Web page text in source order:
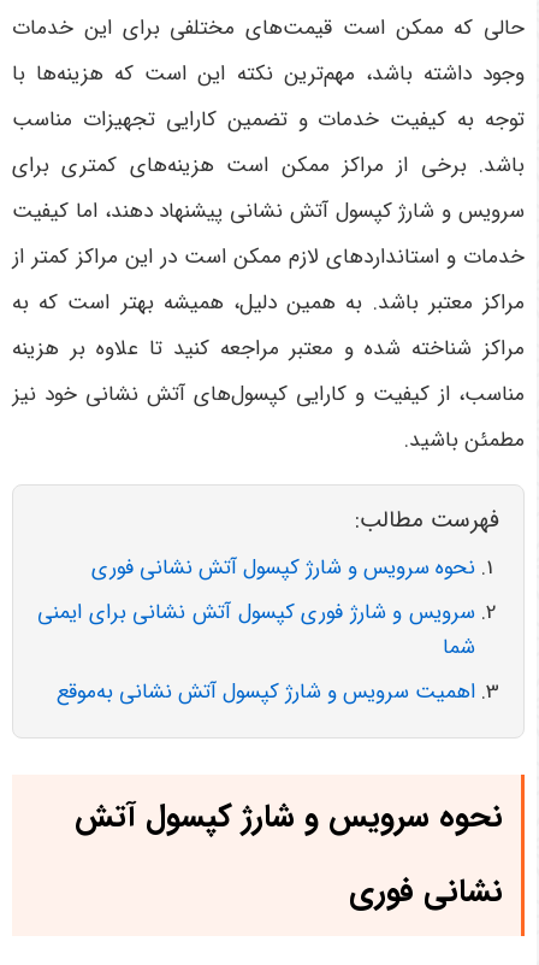
حالی که ممکن است قیمت‌های مختلفی برای این خدمات
وجود داشته باشد، مهم‌ترین نکته این است که هزینه‌ها با
توجه به کیفیت خدمات و تضمین کارایی تجهیزات مناسب
باشد. برخی از مراکز ممکن است هزینه‌های کمتری برای
سرویس و شارژ کپسول آتش نشانی پیشنهاد دهند، اما کیفیت
خدمات و استانداردهای لازم ممکن است در این مراکز کمتر از
مراکز معتبر باشد. به همین دلیل، همیشه بهتر است که به
مراکز شناخته شده و معتبر مراجعه کنید تا علاوه بر هزینه
مناسب، از کیفیت و کارایی کپسول‌های آتش نشانی خود نیز
مطمئن باشید.
فهرست مطالب:
نحوه سرویس و شارژ کپسول آتش نشانی فوری
سرویس و شارژ فوری کپسول آتش نشانی برای ایمنی
شما
اهمیت سرویس و شارژ کپسول آتش نشانی به‌موقع
نحوه سرویس و شارژ کپسول آتش
نشانی فوری